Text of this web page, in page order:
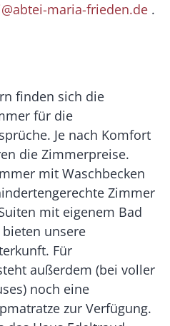
maria-frieden.de .
finden sich die
für die
Je nach Komfort
die Zimmerpreise.
mit Waschbecken
Zimmer
mit eigenem Bad
unsere
Für
außerdem (bei voller
noch eine
zur Verfügung.